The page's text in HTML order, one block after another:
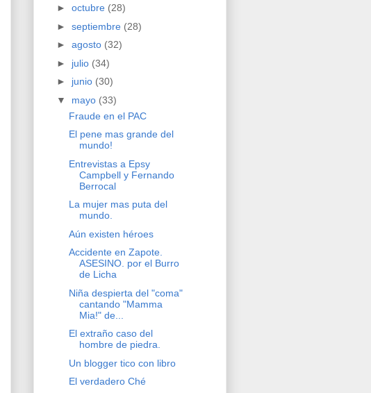
► octubre (28)
► septiembre (28)
► agosto (32)
► julio (34)
► junio (30)
▼ mayo (33)
Fraude en el PAC
El pene mas grande del
mundo!
Entrevistas a Epsy
Campbell y Fernando
Berrocal
La mujer mas puta del
mundo.
Aún existen héroes
Accidente en Zapote.
ASESINO. por el Burro
de Licha
Niña despierta del "coma"
cantando "Mamma
Mia!" de...
El extraño caso del
hombre de piedra.
Un blogger tico con libro
El verdadero Ché